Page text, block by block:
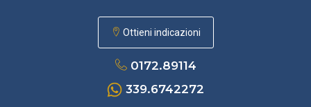
Ottieni indicazioni
0172.89114
339.6742272